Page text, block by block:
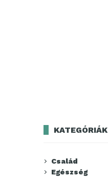
KATEGÓRIÁK
Család
Egészség